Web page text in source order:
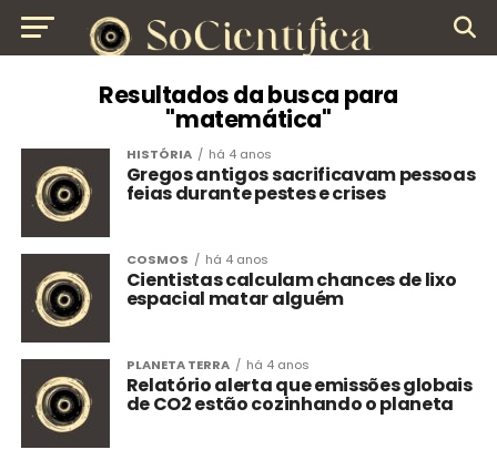
Resultados da busca para
"matemática"
HISTÓRIA há 4 anos
Gregos antigos sacrificavam pessoas
feias durante pestes e crises
COSMOS há 4 anos
Cientistas calculam chances de lixo
espacial matar alguém
PLANETA TERRA há 4 anos
Relatório alerta que emissões globais
de CO2 estão cozinhando o planeta